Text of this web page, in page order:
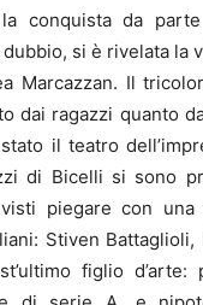
conquista da
si è rivelata la
Marcazzan. Il
dai ragazzi quanto
il teatro
di Bicelli si sono
piegare con una
Stiven Battaglioli,
figlio d’arte: